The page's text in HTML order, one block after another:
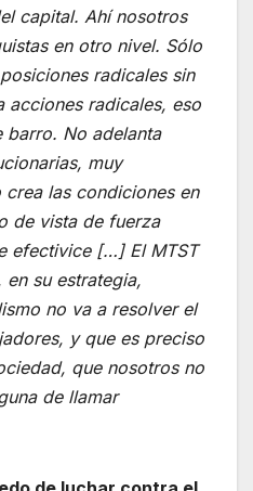
capital. Ahí nosotros
en otro nivel. Sólo
radicales sin
acciones radicales, eso
barro. No adelanta
muy
las condiciones en
de vista de fuerza
efectivice […] El MTST
su estrategia,
no va a resolver el
y que es preciso
que nosotros no
de llamar